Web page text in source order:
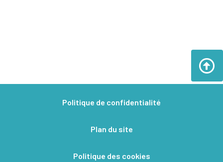
Politique de confidentialité
Plan du site
Politique des cookies